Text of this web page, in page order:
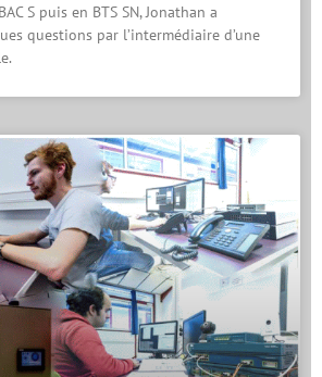
S puis en BTS SN, Jonathan a
questions par l’intermédiaire d’une